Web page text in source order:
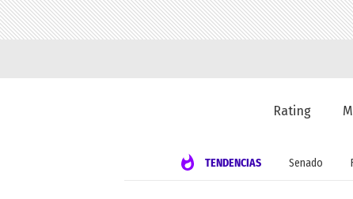
Rating
TENDENCIAS Senado